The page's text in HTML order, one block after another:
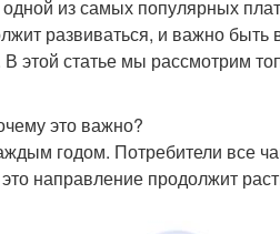
из самых популярных
развиваться, и важно быть
этой статье мы рассмотрим
это важно?
годом. Потребители все
направление продолжит